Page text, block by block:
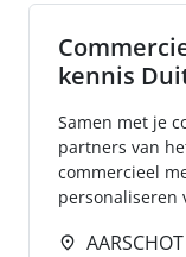
kennis
Samen met je
partners van
commercieel
personaliseren
AARSCHOT